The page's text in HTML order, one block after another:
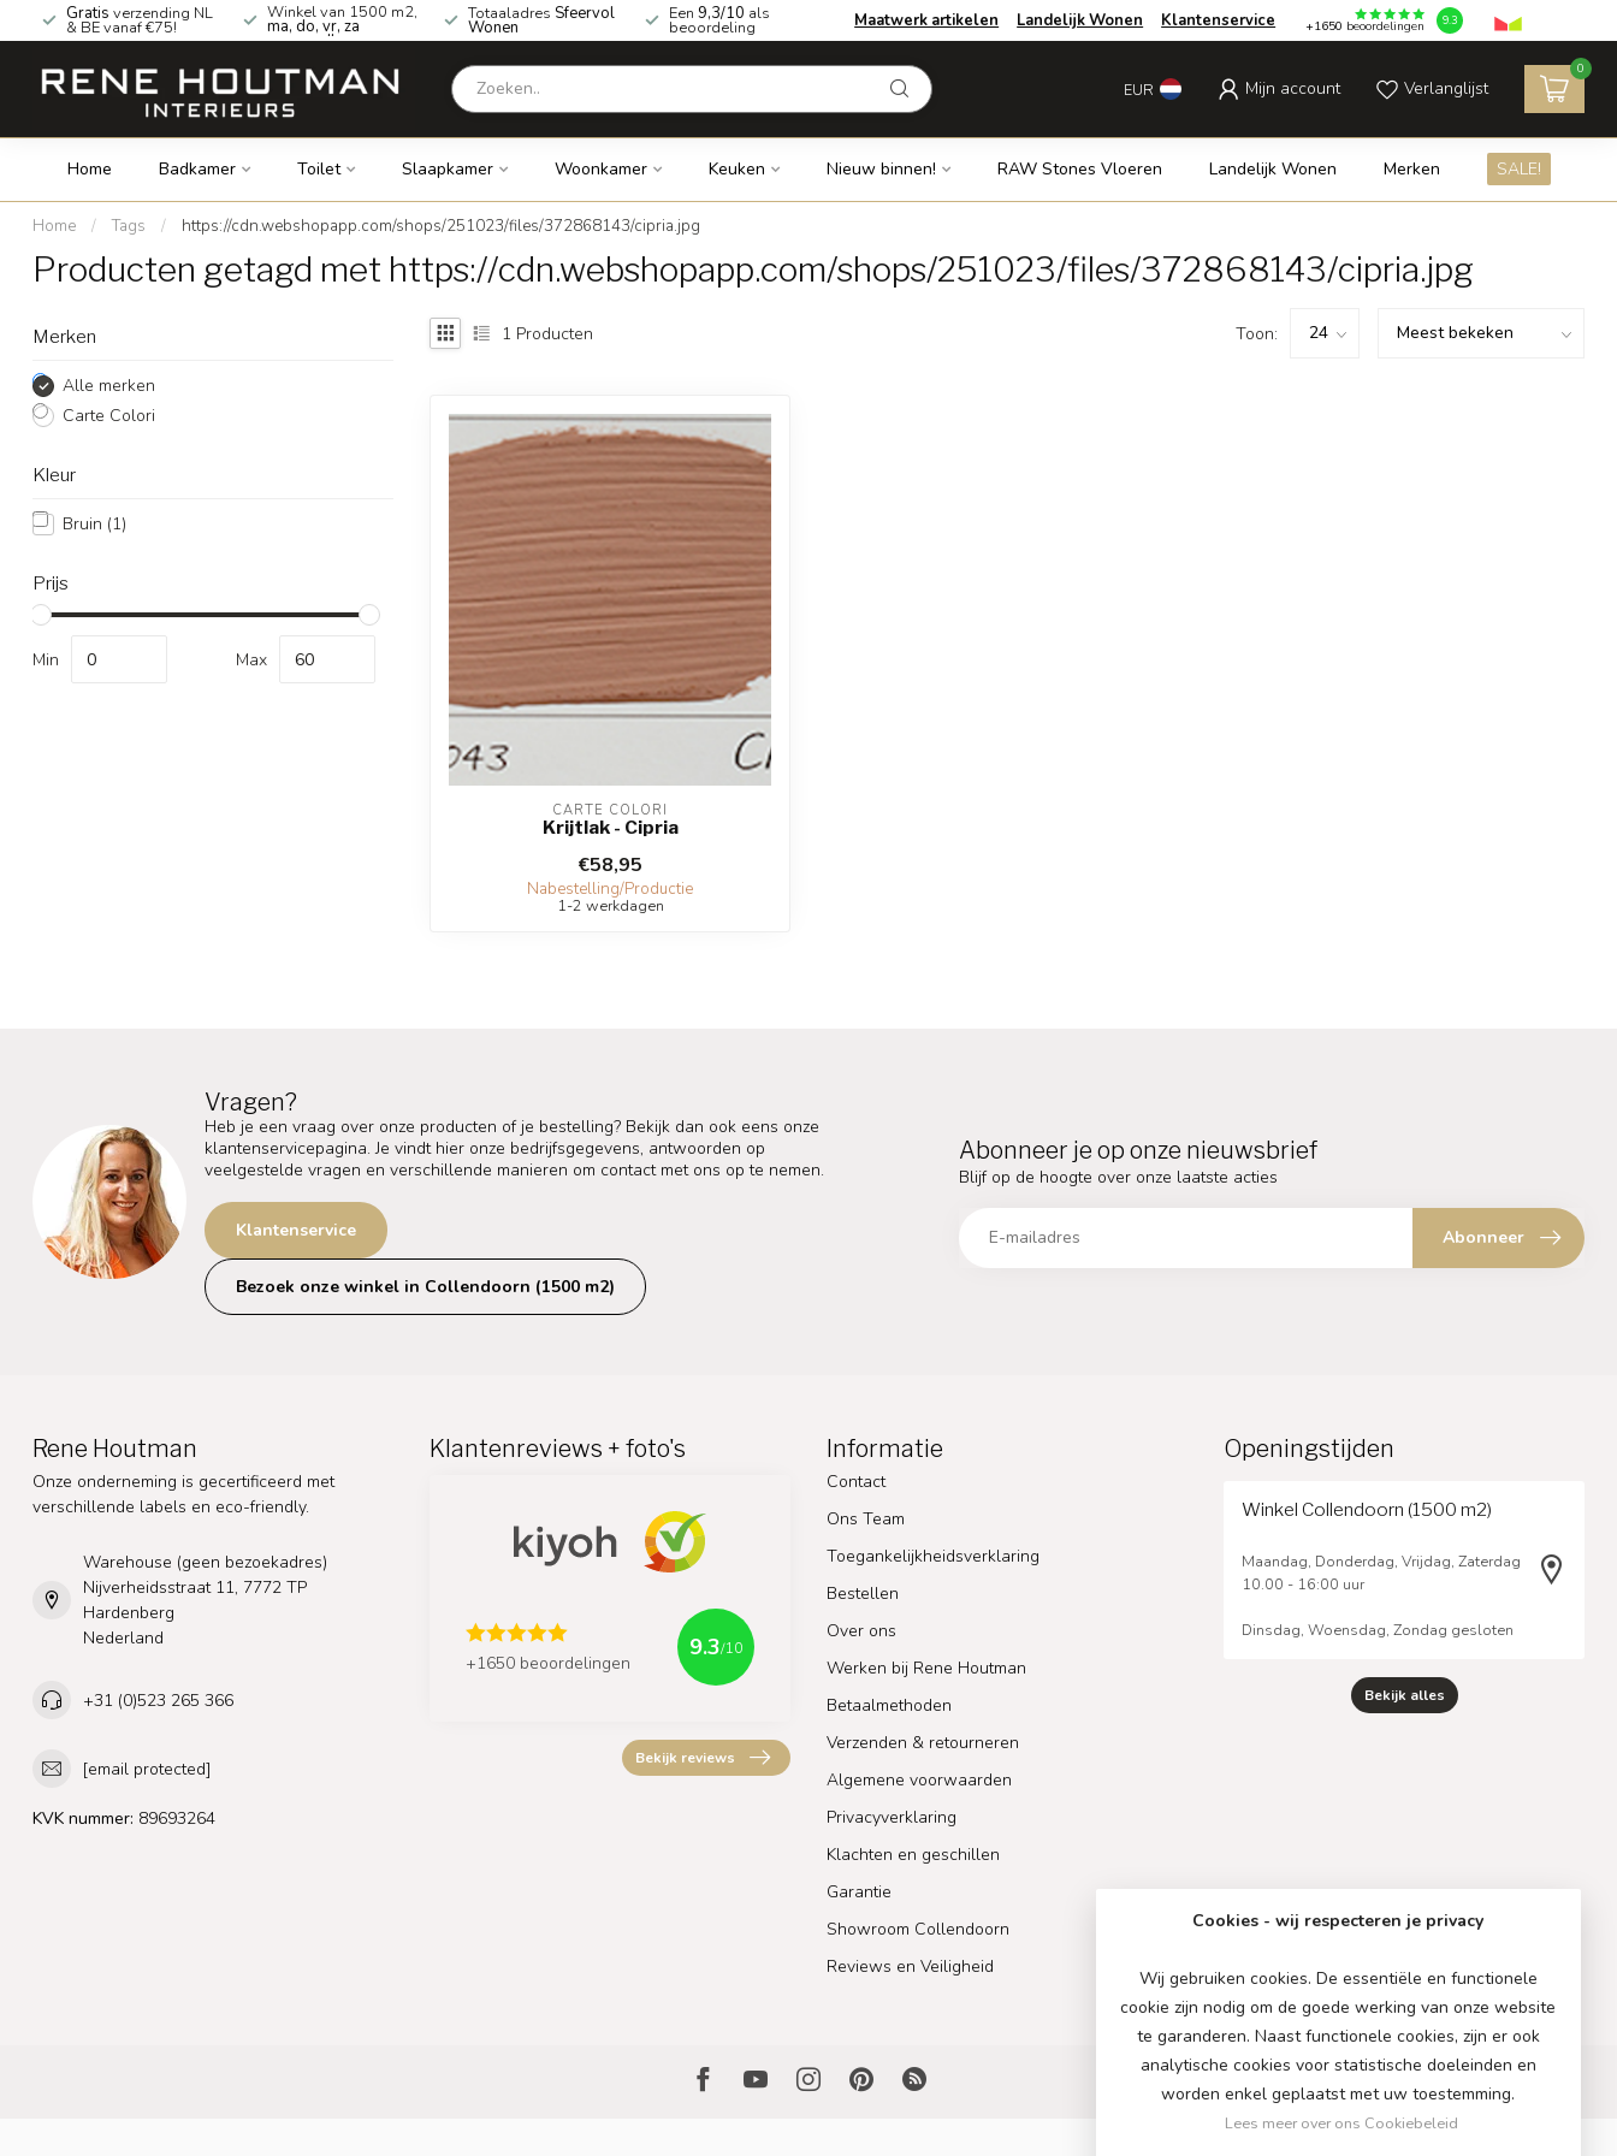
Gratis verzending NL
& BE vanaf €75!
Winkel van 1500 m2,
ma, do, vr, za
geopend!
Totaaladres Sfeervol
Wonen
Een 9,3/10 als
beoordeling Maatwerk artikelen Landelijk Wonen Klantenservice +1650 beoordelingen 9.3
EUR Mijn account Verlanglijst
0
Home Badkamer Toilet Slaapkamer Woonkamer Keuken Nieuw binnen! RAW Stones Vloeren Landelijk Wonen Merken SALE!
Home / Tags / https://cdn.webshopapp.com/shops/251023/files/372868143/cipria.jpg
Producten getagd met https://cdn.webshopapp.com/shops/251023/files/372868143/cipria.jpg
Merken
Alle merken
Carte Colori
Kleur
Bruin (1)
Prijs
Min Max
1 Producten Toon:
CARTE COLORI
Krijtlak - Cipria
€58,95
Nabestelling/Productie
1-2 werkdagen
Vragen?
Heb je een vraag over onze producten of je bestelling? Bekijk dan ook eens onze
klantenservicepagina. Je vindt hier onze bedrijfsgegevens, antwoorden op
veelgestelde vragen en verschillende manieren om contact met ons op te nemen.
Klantenservice
Bezoek onze winkel in Collendoorn (1500 m2)
Abonneer je op onze nieuwsbrief
Blijf op de hoogte over onze laatste acties
Abonneer
Rene Houtman
Onze onderneming is gecertificeerd met
verschillende labels en eco-friendly.
Warehouse (geen bezoekadres)
Nijverheidsstraat 11, 7772 TP
Hardenberg
Nederland
+31 (0)523 265 366
[email protected]
KVK nummer: 89693264
Klantenreviews + foto's
+1650 beoordelingen
9.3/10
Bekijk reviews
Informatie
Contact
Ons Team
Toegankelijkheidsverklaring
Bestellen
Over ons
Werken bij Rene Houtman
Betaalmethoden
Verzenden & retourneren
Algemene voorwaarden
Privacyverklaring
Klachten en geschillen
Garantie
Showroom Collendoorn
Reviews en Veiligheid
Openingstijden
Winkel Collendoorn (1500 m2)
Maandag, Donderdag, Vrijdag, Zaterdag
10.00 - 16:00 uur
Dinsdag, Woensdag, Zondag gesloten
Bekijk alles
Cookies - wij respecteren je privacy
Wij gebruiken cookies. De essentiële en functionele
cookie zijn nodig om de goede werking van onze website
te garanderen. Naast functionele cookies, zijn er ook
analytische cookies voor statistische doeleinden en
worden enkel geplaatst met uw toestemming.
Lees meer over ons Cookiebeleid